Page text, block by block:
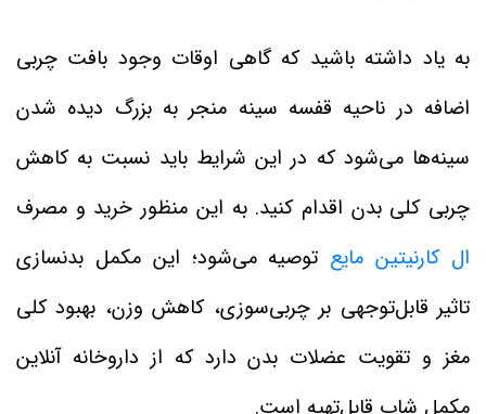
به یاد داشته باشید که گاهی اوقات وجود بافت چربی
اضافه در ناحیه قفسه سینه منجر به بزرگ دیده شدن
سینه‌ها می‌شود که در این شرایط باید نسبت به کاهش
چربی کلی بدن اقدام کنید. به این منظور خرید و مصرف
ال کارنیتین مایع توصیه می‌شود؛ این مکمل بدنسازی
تاثیر قابل‌توجهی بر چربی‌سوزی، کاهش وزن، بهبود کلی
مغز و تقویت عضلات بدن دارد که از داروخانه آنلاین